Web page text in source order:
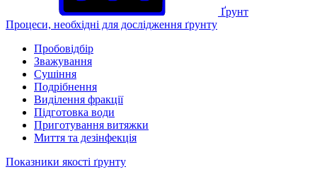
Ґрунт
Процеси, необхідні для дослідження ґрунту
Пробовідбір
Зважування
Сушіння
Подрібнення
Виділення фракції
Підготовка води
Приготування витяжки
Миття та дезінфекція
Показники якості ґрунту